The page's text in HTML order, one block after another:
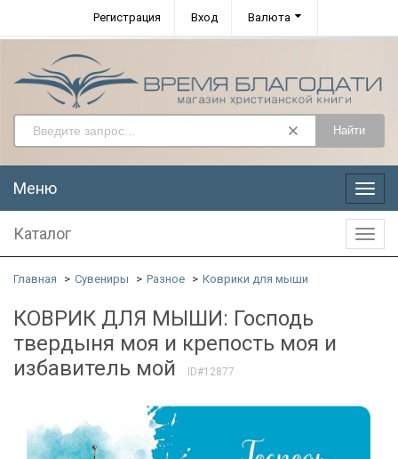
Регистрация Вход Валюта
Найти
Меню
Меню
Каталог
Главная Сувениры Разное Коврики для мыши
КОВРИК ДЛЯ МЫШИ: Господь
твердыня моя и крепость моя и
избавитель мой
ID#12877